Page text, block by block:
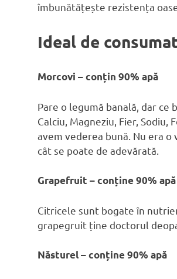
îmbunătățește rezistența
Ideal de
Morcovi – conțin 90% apă
Pare o legumă banală, dar ce
Calciu, Magneziu, Fier,
avem vederea bună. Nu era
cât se poate de adevărată.
Grapefruit – conține 90% apă
Citricele sunt bogate în
grapegruit ține doctorul
Năsturel – conține 90% apă